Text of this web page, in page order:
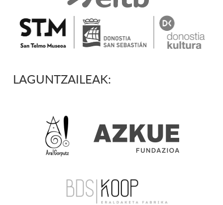
LAGUNTZAILEAK: